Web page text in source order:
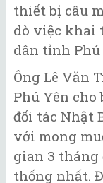
thiết bị câu
dò việc khai
dân tỉnh Phú
Ông Lê Văn
Phú Yên
đối tác Nhật
với mong
gian 3 tháng
thống nhất.